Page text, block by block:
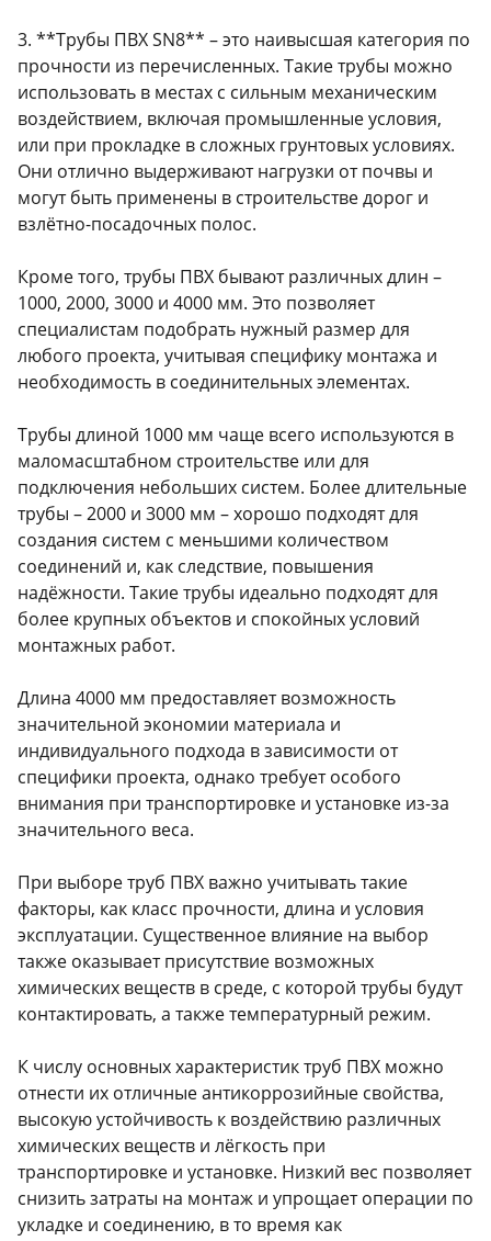
3. **Трубы ПВХ SN8** – это наивысшая категория по
прочности из перечисленных. Такие трубы можно
использовать в местах с сильным механическим
воздействием, включая промышленные условия,
или при прокладке в сложных грунтовых условиях.
Они отлично выдерживают нагрузки от почвы и
могут быть применены в строительстве дорог и
взлётно-посадочных полос.
Кроме того, трубы ПВХ бывают различных длин –
1000, 2000, 3000 и 4000 мм. Это позволяет
специалистам подобрать нужный размер для
любого проекта, учитывая специфику монтажа и
необходимость в соединительных элементах.
Трубы длиной 1000 мм чаще всего используются в
маломасштабном строительстве или для
подключения небольших систем. Более длительные
трубы – 2000 и 3000 мм – хорошо подходят для
создания систем с меньшими количеством
соединений и, как следствие, повышения
надёжности. Такие трубы идеально подходят для
более крупных объектов и спокойных условий
монтажных работ.
Длина 4000 мм предоставляет возможность
значительной экономии материала и
индивидуального подхода в зависимости от
специфики проекта, однако требует особого
внимания при транспортировке и установке из-за
значительного веса.
При выборе труб ПВХ важно учитывать такие
факторы, как класс прочности, длина и условия
эксплуатации. Существенное влияние на выбор
также оказывает присутствие возможных
химических веществ в среде, с которой трубы будут
контактировать, а также температурный режим.
К числу основных характеристик труб ПВХ можно
отнести их отличные антикоррозийные свойства,
высокую устойчивость к воздействию различных
химических веществ и лёгкость при
транспортировке и установке. Низкий вес позволяет
снизить затраты на монтаж и упрощает операции по
укладке и соединению, в то время как